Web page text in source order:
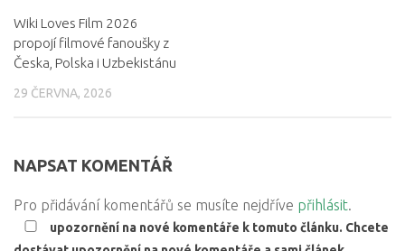
Wiki Loves Film 2026
propojí filmové fanoušky z
Česka, Polska i Uzbekistánu
29 ČERVNA, 2026
NAPSAT KOMENTÁŘ
Pro přidávání komentářů se musíte nejdříve přihlásit.
upozornění na nové komentáře k tomuto článku. Chcete